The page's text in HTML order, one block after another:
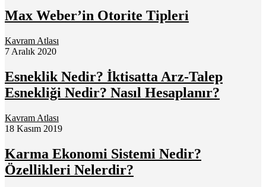
Max Weber’in Otorite Tipleri
Kavram Atlası
7 Aralık 2020
Esneklik Nedir? İktisatta Arz-Talep
Esnekliği Nedir? Nasıl Hesaplanır?
Kavram Atlası
18 Kasım 2019
Karma Ekonomi Sistemi Nedir?
Özellikleri Nelerdir?